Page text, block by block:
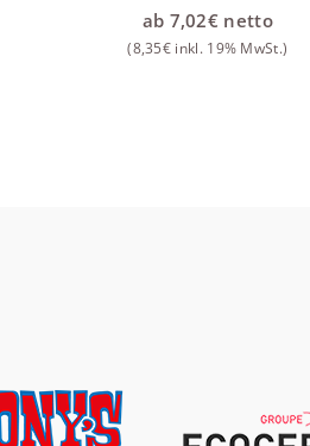
ab 7,02€ netto
(8,35€ inkl. 19% MwSt.)